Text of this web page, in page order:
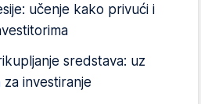
učenje kako privući i
sredstava: uz
investiranje